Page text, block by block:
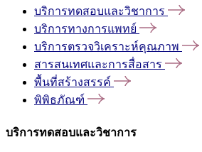
บริการทดสอบและวิชาการ
บริการทางการแพทย์
บริการตรวจวิเคราะห์คุณภาพ
สารสนเทศและการสื่อสาร
พื้นที่สร้างสรรค์
พิพิธภัณฑ์
บริการทดสอบและวิชาการ